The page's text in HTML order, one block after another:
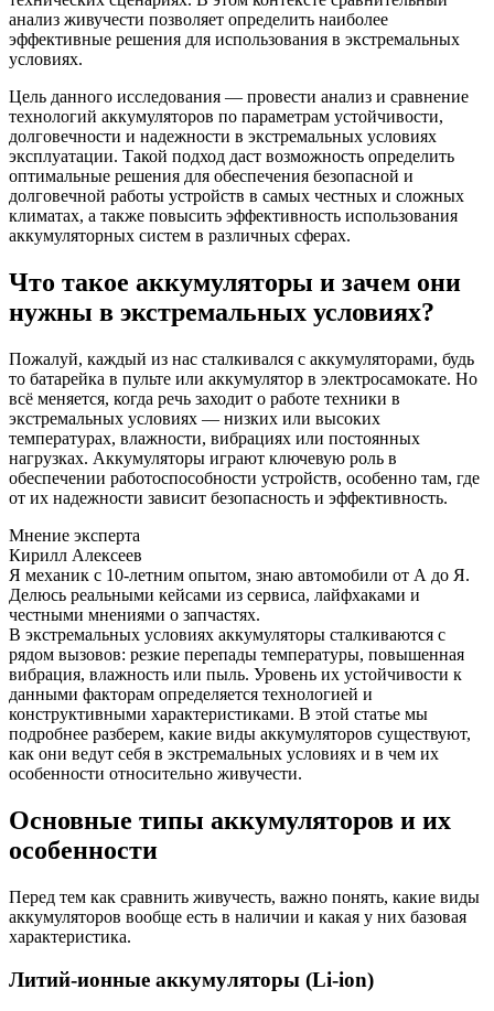
анализ живучести позволяет определить наиболее
эффективные решения для использования в экстремальных
условиях.
Цель данного исследования — провести анализ и сравнение
технологий аккумуляторов по параметрам устойчивости,
долговечности и надежности в экстремальных условиях
эксплуатации. Такой подход даст возможность определить
оптимальные решения для обеспечения безопасной и
долговечной работы устройств в самых честных и сложных
климатах, а также повысить эффективность использования
аккумуляторных систем в различных сферах.
Что такое аккумуляторы и зачем они
нужны в экстремальных условиях?
Пожалуй, каждый из нас сталкивался с аккумуляторами, будь
то батарейка в пульте или аккумулятор в электросамокате. Но
всё меняется, когда речь заходит о работе техники в
экстремальных условиях — низких или высоких
температурах, влажности, вибрациях или постоянных
нагрузках. Аккумуляторы играют ключевую роль в
обеспечении работоспособности устройств, особенно там, где
от их надежности зависит безопасность и эффективность.
Мнение эксперта
Кирилл Алексеев
Я механик с 10-летним опытом, знаю автомобили от А до Я.
Делюсь реальными кейсами из сервиса, лайфхаками и
честными мнениями о запчастях.
В экстремальных условиях аккумуляторы сталкиваются с
рядом вызовов: резкие перепады температуры, повышенная
вибрация, влажность или пыль. Уровень их устойчивости к
данными факторам определяется технологией и
конструктивными характеристиками. В этой статье мы
подробнее разберем, какие виды аккумуляторов существуют,
как они ведут себя в экстремальных условиях и в чем их
особенности относительно живучести.
Основные типы аккумуляторов и их
особенности
Перед тем как сравнить живучесть, важно понять, какие виды
аккумуляторов вообще есть в наличии и какая у них базовая
характеристика.
Литий-ионные аккумуляторы (Li-ion)